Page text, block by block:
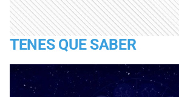
TENES QUE SABER